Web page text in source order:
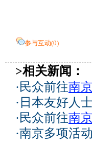
参与互动(0)
>相关新闻：
·民众前往南
· 日本友好人士
·民众前往南
·南京多项活